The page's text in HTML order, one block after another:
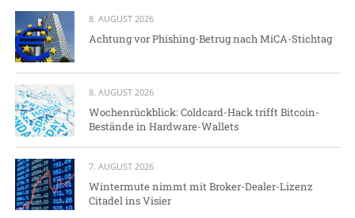
8. AUGUST 2026
Achtung vor Phishing-Betrug nach MiCA-Stichtag
8. AUGUST 2026
Wochenrückblick: Coldcard-Hack trifft Bitcoin-
Bestände in Hardware-Wallets
7. AUGUST 2026
Wintermute nimmt mit Broker-Dealer-Lizenz
Citadel ins Visier